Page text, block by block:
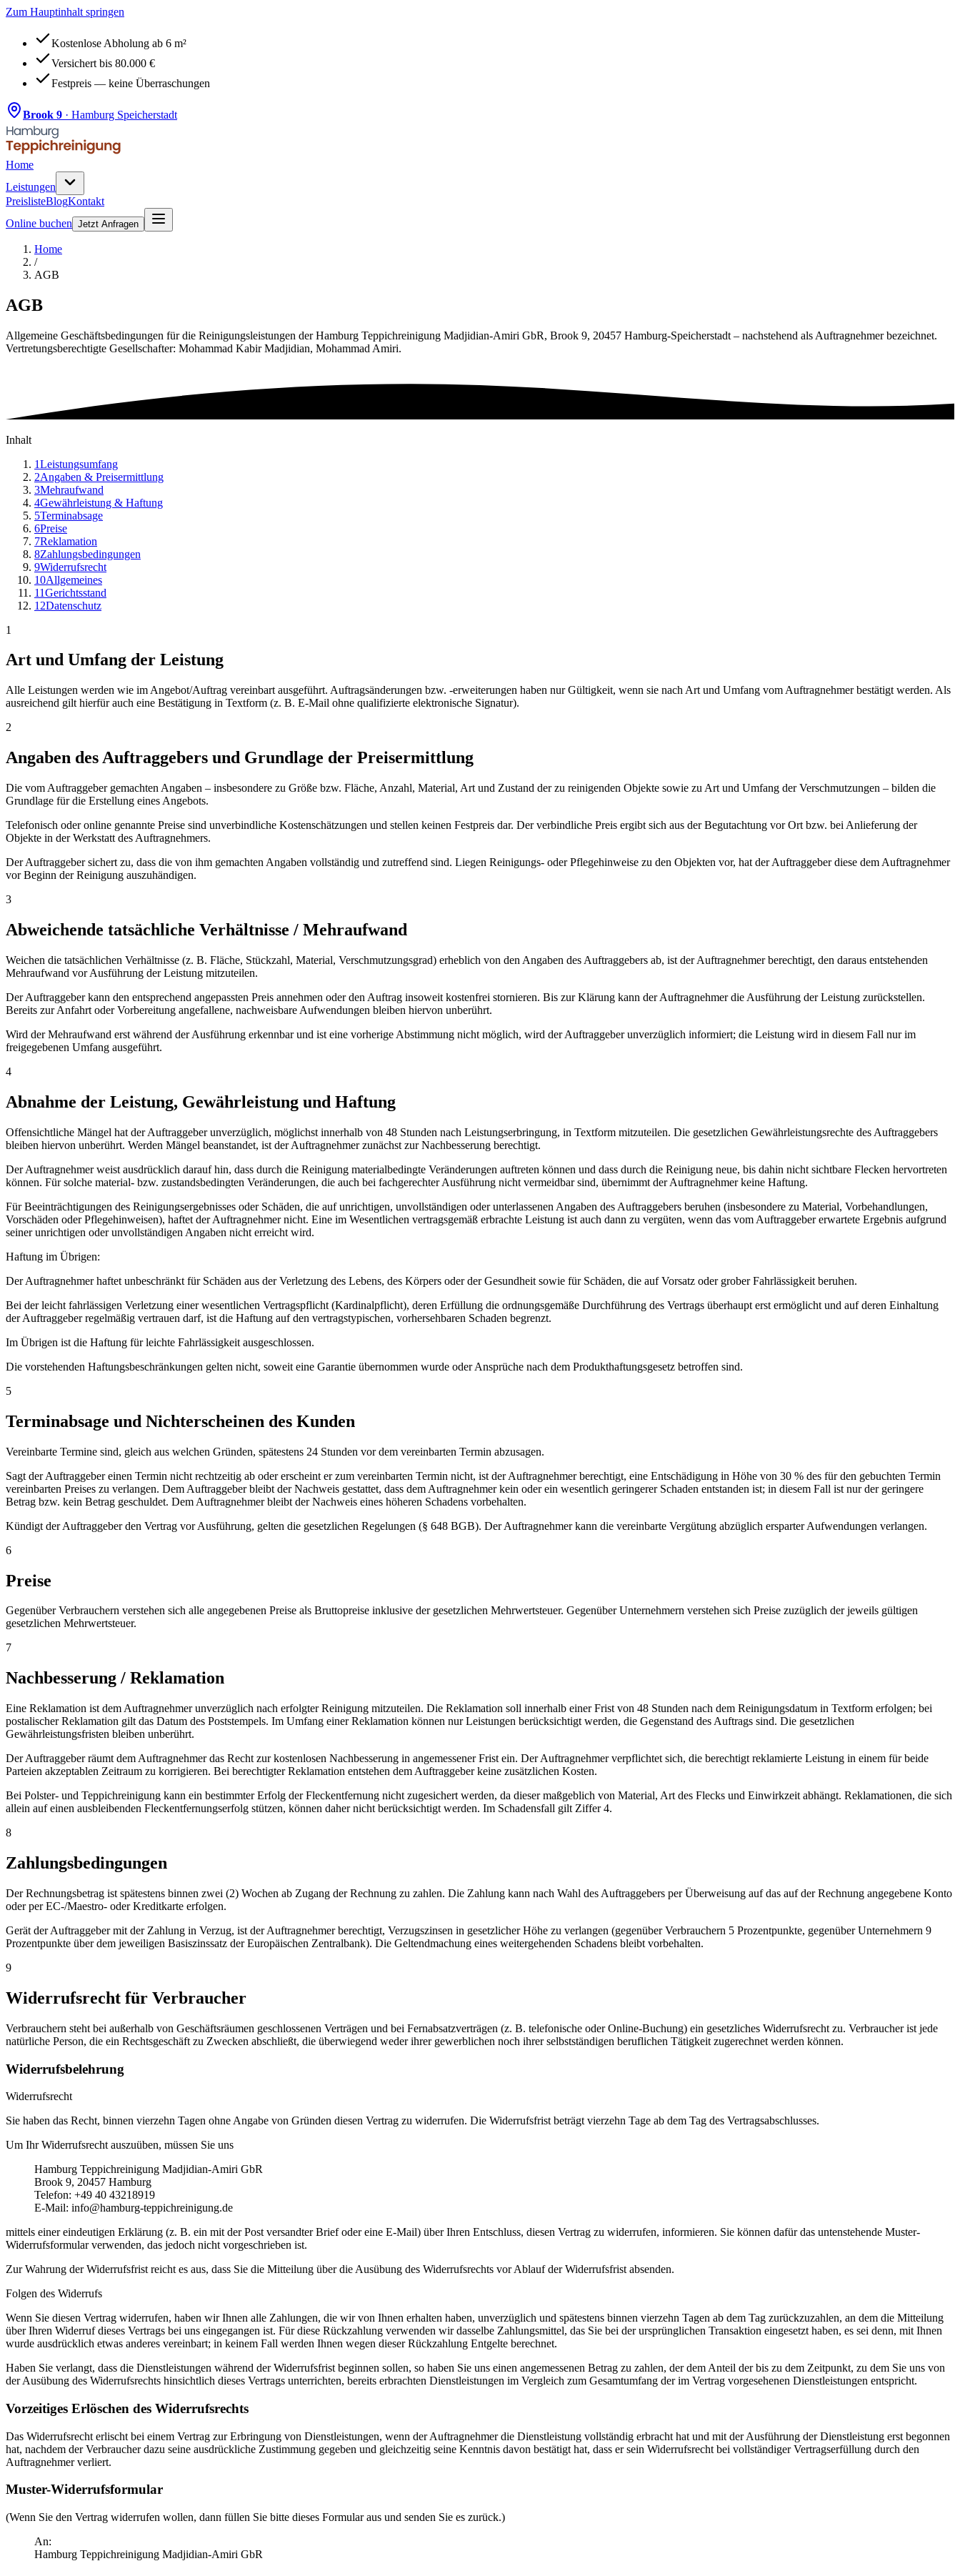
Zum Hauptinhalt springen
Kostenlose Abholung ab 6 m²
Versichert bis 80.000 €
Festpreis — keine Überraschungen
Brook 9 · Hamburg Speicherstadt
Home
Leistungen
PreislisteBlogKontakt
Online buchen Jetzt Anfragen
Home
/
AGB
AGB
Allgemeine Geschäftsbedingungen für die Reinigungsleistungen der Hamburg Teppichreinigung Madjidian-Amiri GbR, Brook 9, 20457 Hamburg-Speicherstadt – nachstehend als Auftragnehmer bezeichnet.
Vertretungsberechtigte Gesellschafter: Mohammad Kabir Madjidian, Mohammad Amiri.
Inhalt
1Leistungsumfang
2Angaben & Preisermittlung
3Mehraufwand
4Gewährleistung & Haftung
5Terminabsage
6Preise
7Reklamation
8Zahlungsbedingungen
9Widerrufsrecht
10Allgemeines
11Gerichtsstand
12Datenschutz
1
Art und Umfang der Leistung
Alle Leistungen werden wie im Angebot/Auftrag vereinbart ausgeführt. Auftragsänderungen bzw. -erweiterungen haben nur Gültigkeit, wenn sie nach Art und Umfang vom Auftragnehmer bestätigt werden. Als
ausreichend gilt hierfür auch eine Bestätigung in Textform (z. B. E-Mail ohne qualifizierte elektronische Signatur).
2
Angaben des Auftraggebers und Grundlage der Preisermittlung
Die vom Auftraggeber gemachten Angaben – insbesondere zu Größe bzw. Fläche, Anzahl, Material, Art und Zustand der zu reinigenden Objekte sowie zu Art und Umfang der Verschmutzungen – bilden die
Grundlage für die Erstellung eines Angebots.
Telefonisch oder online genannte Preise sind unverbindliche Kostenschätzungen und stellen keinen Festpreis dar. Der verbindliche Preis ergibt sich aus der Begutachtung vor Ort bzw. bei Anlieferung der
Objekte in der Werkstatt des Auftragnehmers.
Der Auftraggeber sichert zu, dass die von ihm gemachten Angaben vollständig und zutreffend sind. Liegen Reinigungs- oder Pflegehinweise zu den Objekten vor, hat der Auftraggeber diese dem Auftragnehmer
vor Beginn der Reinigung auszuhändigen.
3
Abweichende tatsächliche Verhältnisse / Mehraufwand
Weichen die tatsächlichen Verhältnisse (z. B. Fläche, Stückzahl, Material, Verschmutzungsgrad) erheblich von den Angaben des Auftraggebers ab, ist der Auftragnehmer berechtigt, den daraus entstehenden
Mehraufwand vor Ausführung der Leistung mitzuteilen.
Der Auftraggeber kann den entsprechend angepassten Preis annehmen oder den Auftrag insoweit kostenfrei stornieren. Bis zur Klärung kann der Auftragnehmer die Ausführung der Leistung zurückstellen.
Bereits zur Anfahrt oder Vorbereitung angefallene, nachweisbare Aufwendungen bleiben hiervon unberührt.
Wird der Mehraufwand erst während der Ausführung erkennbar und ist eine vorherige Abstimmung nicht möglich, wird der Auftraggeber unverzüglich informiert; die Leistung wird in diesem Fall nur im
freigegebenen Umfang ausgeführt.
4
Abnahme der Leistung, Gewährleistung und Haftung
Offensichtliche Mängel hat der Auftraggeber unverzüglich, möglichst innerhalb von 48 Stunden nach Leistungserbringung, in Textform mitzuteilen. Die gesetzlichen Gewährleistungsrechte des Auftraggebers
bleiben hiervon unberührt. Werden Mängel beanstandet, ist der Auftragnehmer zunächst zur Nachbesserung berechtigt.
Der Auftragnehmer weist ausdrücklich darauf hin, dass durch die Reinigung materialbedingte Veränderungen auftreten können und dass durch die Reinigung neue, bis dahin nicht sichtbare Flecken hervortreten
können. Für solche material- bzw. zustandsbedingten Veränderungen, die auch bei fachgerechter Ausführung nicht vermeidbar sind, übernimmt der Auftragnehmer keine Haftung.
Für Beeinträchtigungen des Reinigungsergebnisses oder Schäden, die auf unrichtigen, unvollständigen oder unterlassenen Angaben des Auftraggebers beruhen (insbesondere zu Material, Vorbehandlungen,
Vorschäden oder Pflegehinweisen), haftet der Auftragnehmer nicht. Eine im Wesentlichen vertragsgemäß erbrachte Leistung ist auch dann zu vergüten, wenn das vom Auftraggeber erwartete Ergebnis aufgrund
seiner unrichtigen oder unvollständigen Angaben nicht erreicht wird.
Haftung im Übrigen:
Der Auftragnehmer haftet unbeschränkt für Schäden aus der Verletzung des Lebens, des Körpers oder der Gesundheit sowie für Schäden, die auf Vorsatz oder grober Fahrlässigkeit beruhen.
Bei der leicht fahrlässigen Verletzung einer wesentlichen Vertragspflicht (Kardinalpflicht), deren Erfüllung die ordnungsgemäße Durchführung des Vertrags überhaupt erst ermöglicht und auf deren Einhaltung
der Auftraggeber regelmäßig vertrauen darf, ist die Haftung auf den vertragstypischen, vorhersehbaren Schaden begrenzt.
Im Übrigen ist die Haftung für leichte Fahrlässigkeit ausgeschlossen.
Die vorstehenden Haftungsbeschränkungen gelten nicht, soweit eine Garantie übernommen wurde oder Ansprüche nach dem Produkthaftungsgesetz betroffen sind.
5
Terminabsage und Nichterscheinen des Kunden
Vereinbarte Termine sind, gleich aus welchen Gründen, spätestens 24 Stunden vor dem vereinbarten Termin abzusagen.
Sagt der Auftraggeber einen Termin nicht rechtzeitig ab oder erscheint er zum vereinbarten Termin nicht, ist der Auftragnehmer berechtigt, eine Entschädigung in Höhe von 30 % des für den gebuchten Termin
vereinbarten Preises zu verlangen. Dem Auftraggeber bleibt der Nachweis gestattet, dass dem Auftragnehmer kein oder ein wesentlich geringerer Schaden entstanden ist; in diesem Fall ist nur der geringere
Betrag bzw. kein Betrag geschuldet. Dem Auftragnehmer bleibt der Nachweis eines höheren Schadens vorbehalten.
Kündigt der Auftraggeber den Vertrag vor Ausführung, gelten die gesetzlichen Regelungen (§ 648 BGB). Der Auftragnehmer kann die vereinbarte Vergütung abzüglich ersparter Aufwendungen verlangen.
6
Preise
Gegenüber Verbrauchern verstehen sich alle angegebenen Preise als Bruttopreise inklusive der gesetzlichen Mehrwertsteuer. Gegenüber Unternehmern verstehen sich Preise zuzüglich der jeweils gültigen
gesetzlichen Mehrwertsteuer.
7
Nachbesserung / Reklamation
Eine Reklamation ist dem Auftragnehmer unverzüglich nach erfolgter Reinigung mitzuteilen. Die Reklamation soll innerhalb einer Frist von 48 Stunden nach dem Reinigungsdatum in Textform erfolgen; bei
postalischer Reklamation gilt das Datum des Poststempels. Im Umfang einer Reklamation können nur Leistungen berücksichtigt werden, die Gegenstand des Auftrags sind. Die gesetzlichen
Gewährleistungsfristen bleiben unberührt.
Der Auftraggeber räumt dem Auftragnehmer das Recht zur kostenlosen Nachbesserung in angemessener Frist ein. Der Auftragnehmer verpflichtet sich, die berechtigt reklamierte Leistung in einem für beide
Parteien akzeptablen Zeitraum zu korrigieren. Bei berechtigter Reklamation entstehen dem Auftraggeber keine zusätzlichen Kosten.
Bei Polster- und Teppichreinigung kann ein bestimmter Erfolg der Fleckentfernung nicht zugesichert werden, da dieser maßgeblich von Material, Art des Flecks und Einwirkzeit abhängt. Reklamationen, die sich
allein auf einen ausbleibenden Fleckentfernungserfolg stützen, können daher nicht berücksichtigt werden. Im Schadensfall gilt Ziffer 4.
8
Zahlungsbedingungen
Der Rechnungsbetrag ist spätestens binnen zwei (2) Wochen ab Zugang der Rechnung zu zahlen. Die Zahlung kann nach Wahl des Auftraggebers per Überweisung auf das auf der Rechnung angegebene Konto
oder per EC-/Maestro- oder Kreditkarte erfolgen.
Gerät der Auftraggeber mit der Zahlung in Verzug, ist der Auftragnehmer berechtigt, Verzugszinsen in gesetzlicher Höhe zu verlangen (gegenüber Verbrauchern 5 Prozentpunkte, gegenüber Unternehmern 9
Prozentpunkte über dem jeweiligen Basiszinssatz der Europäischen Zentralbank). Die Geltendmachung eines weitergehenden Schadens bleibt vorbehalten.
9
Widerrufsrecht für Verbraucher
Verbrauchern steht bei außerhalb von Geschäftsräumen geschlossenen Verträgen und bei Fernabsatzverträgen (z. B. telefonische oder Online-Buchung) ein gesetzliches Widerrufsrecht zu. Verbraucher ist jede
natürliche Person, die ein Rechtsgeschäft zu Zwecken abschließt, die überwiegend weder ihrer gewerblichen noch ihrer selbstständigen beruflichen Tätigkeit zugerechnet werden können.
Widerrufsbelehrung
Widerrufsrecht
Sie haben das Recht, binnen vierzehn Tagen ohne Angabe von Gründen diesen Vertrag zu widerrufen. Die Widerrufsfrist beträgt vierzehn Tage ab dem Tag des Vertragsabschlusses.
Um Ihr Widerrufsrecht auszuüben, müssen Sie uns
Hamburg Teppichreinigung Madjidian-Amiri GbR
Brook 9, 20457 Hamburg
Telefon: +49 40 43218919
E-Mail: info@hamburg-teppichreinigung.de
mittels einer eindeutigen Erklärung (z. B. ein mit der Post versandter Brief oder eine E-Mail) über Ihren Entschluss, diesen Vertrag zu widerrufen, informieren. Sie können dafür das untenstehende Muster-
Widerrufsformular verwenden, das jedoch nicht vorgeschrieben ist.
Zur Wahrung der Widerrufsfrist reicht es aus, dass Sie die Mitteilung über die Ausübung des Widerrufsrechts vor Ablauf der Widerrufsfrist absenden.
Folgen des Widerrufs
Wenn Sie diesen Vertrag widerrufen, haben wir Ihnen alle Zahlungen, die wir von Ihnen erhalten haben, unverzüglich und spätestens binnen vierzehn Tagen ab dem Tag zurückzuzahlen, an dem die Mitteilung
über Ihren Widerruf dieses Vertrags bei uns eingegangen ist. Für diese Rückzahlung verwenden wir dasselbe Zahlungsmittel, das Sie bei der ursprünglichen Transaktion eingesetzt haben, es sei denn, mit Ihnen
wurde ausdrücklich etwas anderes vereinbart; in keinem Fall werden Ihnen wegen dieser Rückzahlung Entgelte berechnet.
Haben Sie verlangt, dass die Dienstleistungen während der Widerrufsfrist beginnen sollen, so haben Sie uns einen angemessenen Betrag zu zahlen, der dem Anteil der bis zu dem Zeitpunkt, zu dem Sie uns von
der Ausübung des Widerrufsrechts hinsichtlich dieses Vertrags unterrichten, bereits erbrachten Dienstleistungen im Vergleich zum Gesamtumfang der im Vertrag vorgesehenen Dienstleistungen entspricht.
Vorzeitiges Erlöschen des Widerrufsrechts
Das Widerrufsrecht erlischt bei einem Vertrag zur Erbringung von Dienstleistungen, wenn der Auftragnehmer die Dienstleistung vollständig erbracht hat und mit der Ausführung der Dienstleistung erst begonnen
hat, nachdem der Verbraucher dazu seine ausdrückliche Zustimmung gegeben und gleichzeitig seine Kenntnis davon bestätigt hat, dass er sein Widerrufsrecht bei vollständiger Vertragserfüllung durch den
Auftragnehmer verliert.
Muster-Widerrufsformular
(Wenn Sie den Vertrag widerrufen wollen, dann füllen Sie bitte dieses Formular aus und senden Sie es zurück.)
An:
Hamburg Teppichreinigung Madjidian-Amiri GbR